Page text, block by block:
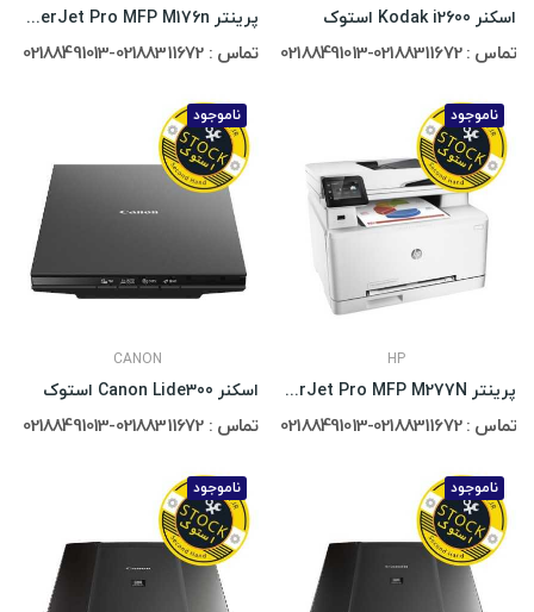
اسکنر Kodak i2600 استوک
تماس : 02188311672-02188491013
پرینتر HP LaserJet Pro MFP M176n استوک
تماس : 02188311672-02188491013
ناموجود
HP
پرینتر HP Color LaserJet Pro MFP M277N استوک
تماس : 02188311672-02188491013
ناموجود
CANON
اسکنر Canon Lide300 استوک
تماس : 02188311672-02188491013
ناموجود ناموجود